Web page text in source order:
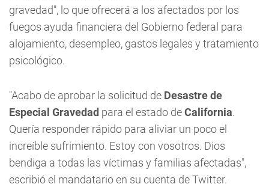
gravedad", lo que ofrecerá a los afectados por los
fuegos ayuda financiera del Gobierno federal para
alojamiento, desempleo, gastos legales y tratamiento
psicológico.
"Acabo de aprobar la solicitud de Desastre de
Especial Gravedad para el estado deCalifornia.
Quería responder rápido para aliviar un poco el
increíble sufrimiento. Estoy con vosotros. Dios
bendiga a todas las víctimas y familias afectadas",
escribió el mandatario en su cuenta de Twitter.